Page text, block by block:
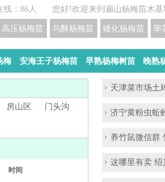
您好!欢迎来到扁山杨梅苗木
线：86人
荸
矮化杨梅苗价格
乌酥杨梅苗培育基地
高压杨梅苗
梅 安海王子杨梅苗 早熟杨梅树苗 晚熟
房山区
门头沟
时间
天津菜市场土
济宁黄粉虫蚯
养竹鼠微信群
这哪里有卖